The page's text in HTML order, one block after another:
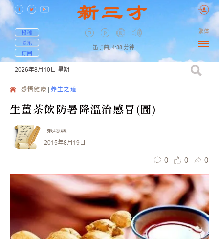
投稿
联系
订阅
笛子曲, 4:38 分钟
繁体
2026年8月10日 星期一
感悟健康 养生之道
生薑茶飲防暑降溫治感冒(圖)
張均威
2015年8月19日
0 0 0